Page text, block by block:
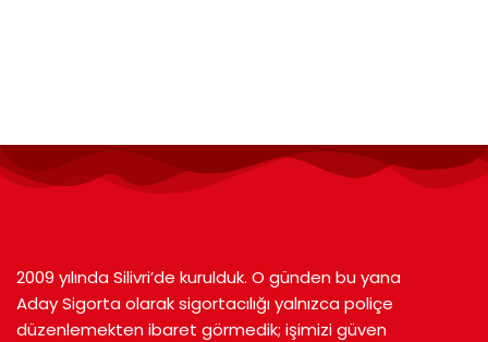
2009 yılında Silivri’de kurulduk. O günden bu yana
Aday Sigorta olarak sigortacılığı yalnızca poliçe
düzenlemekten ibaret görmedik; işimizi güven